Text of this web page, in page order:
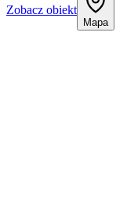
Zobacz obiekt
Mapa